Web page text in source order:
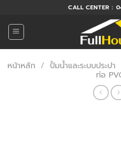
ยัง
เนื้อหา
CALL CENTER :
หน้าหลัก / ปั้มน้ำและระบบประปา
ท่อ